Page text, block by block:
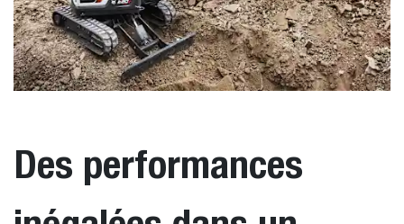
Des performances